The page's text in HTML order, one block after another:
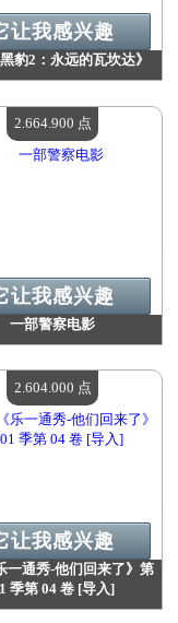
豹2：永远的瓦坎达》
现有数量：4
让我感兴趣
一部警察电影
现有数量：4
让我感兴趣
2.664.900 点
一通秀-他们回来了》第
季第 04 卷 [导入]
让我感兴趣
2.604.000 点